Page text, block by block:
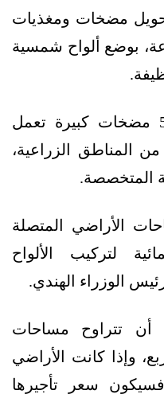
مضخات ومغذيات
بوضع ألواح شمسية
كما تتضمن الخطة توزيع 5 مضخات كبيرة تعمل
المناطق الزراعية،
المتخصصة.
الأراضي المتصلة
لتركيب الألواح
الوزراء الهندي.
أن تتراوح مساحات
كيلومتر مربع، وإذا كانت الأراضي
سعر تأجيرها